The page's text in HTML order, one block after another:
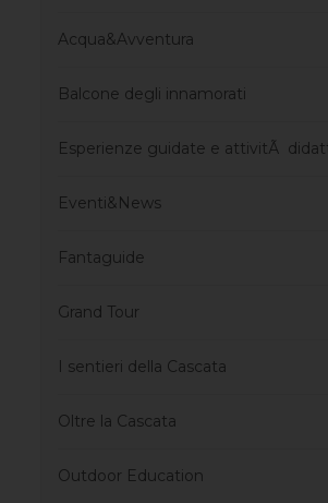
Acqua&Avventura
Balcone degli innamorati
Esperienze guidate e attivitÃ
Eventi&News
Fantaguide
Grand Tour
I sentieri della Cascata
Oltre la Cascata
Outdoor Education